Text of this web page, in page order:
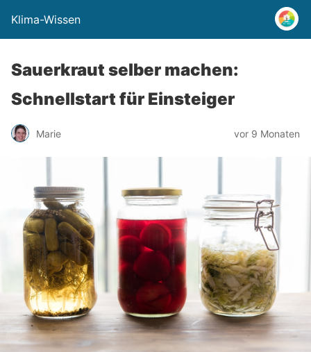
Klima-Wissen
Sauerkraut selber machen:
Schnellstart für Einsteiger
Marie vor 9 Monaten